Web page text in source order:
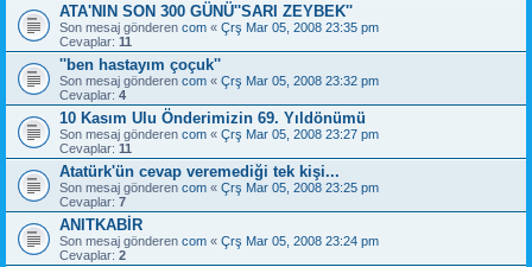
ATA'NIN SON 300 GÜNÜ''SARI ZEYBEK''
Son mesaj gönderen com « Çrş Mar 05, 2008 23:35 pm
Cevaplar: 11
''ben hastayım çoçuk''
Son mesaj gönderen com « Çrş Mar 05, 2008 23:32 pm
Cevaplar: 4
10 Kasım Ulu Önderimizin 69. Yıldönümü
Son mesaj gönderen com « Çrş Mar 05, 2008 23:27 pm
Cevaplar: 11
Atatürk'ün cevap veremediği tek kişi...
Son mesaj gönderen com « Çrş Mar 05, 2008 23:25 pm
Cevaplar: 7
ANITKABİR
Son mesaj gönderen com « Çrş Mar 05, 2008 23:24 pm
Cevaplar: 2